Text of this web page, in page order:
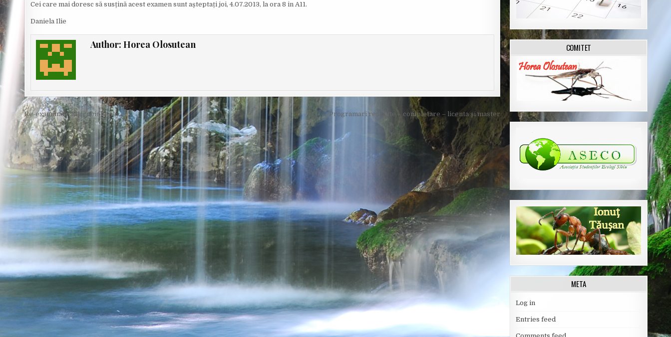
Cei care mai doresc să susțină acest examen sunt așteptați joi, 4.07.2013, la ora 8 in A11.
Daniela Ilie
Author: Horea Olosutean
Post
navigation
← Programari restante – completare – licenta şi master
Re-examinare Microbiologie →
COMITET
META
Log in
Entries feed